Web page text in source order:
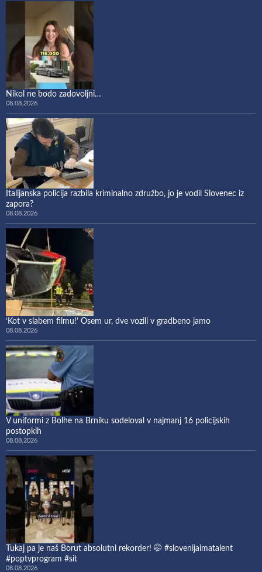
Nikol ne bodo zadovoljni…
08.08.2026
Italijanska policija razbila kriminalno združbo, jo je vodil Slovenec iz
zapora?
08.08.2026
‘Kot v slabem filmu!’ Osem ur, dve vozili v gradbeno jamo
08.08.2026
V uniformi z Bolhe na Brniku sodeloval v najmanj 16 policijskih
postopkih
08.08.2026
Tukaj pa je naš Borut absolutni rekorder! 🤭 #slovenijaimatalent
#poptvprogram #sit
08.08.2026